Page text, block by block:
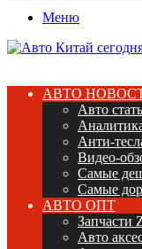
Меню
АВТО
Авто
Анти-
Видео-
Самые
Самые
АВТО ОПТ
Запчасти
Авто